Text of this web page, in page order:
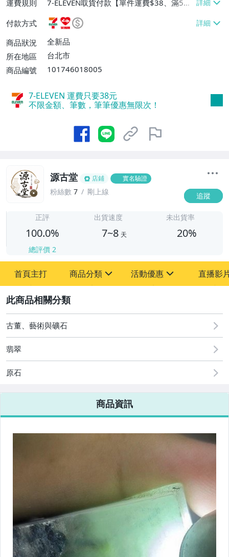
運費規則
7-ELEVEN取貨付款【單件運費$38、滿5件
或消費滿$1298免運費】、7-ELEVEN取貨
不付款【免運費】、萊爾富取貨付款【單件
運費$60、滿5件或消費滿$1298免運
費】、宅配/貨運【單件運費$120、滿5件
付款方式
商品狀況
全新品
所在地區
台北市
商品編號
101746018005
7-ELEVEN 運費只要38元
不限金額、筆數，筆筆優惠無限次！
源古堂 店鋪 實名驗證
粉絲數 7 剛上線 追蹤
正評
100.0%
總評價 2
出貨速度
7~8 天
未出貨率
20%
首頁主打 商品分類
其它
活動優惠
[全店] 周年慶
[全店] 粉絲專享
直播影
古董、藝術與礦石
翡翠
原石
商品資訊